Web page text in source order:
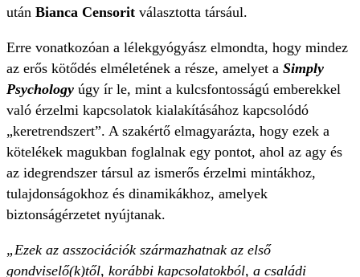
után Bianca Censorit választotta társául.
Erre vonatkozóan a lélekgyógyász elmondta, hogy mindez
az erős kötődés elméletének a része, amelyet a Simply
Psychology úgy ír le, mint a kulcsfontosságú emberekkel
való érzelmi kapcsolatok kialakításához kapcsolódó
„keretrendszert”. A szakértő elmagyarázta, hogy ezek a
kötelékek magukban foglalnak egy pontot, ahol az agy és
az idegrendszer társul az ismerős érzelmi mintákhoz,
tulajdonságokhoz és dinamikákhoz, amelyek
biztonságérzetet nyújtanak.
„Ezek az asszociációk származhatnak az első
gondviselő(k)től, korábbi kapcsolatokból, a családi